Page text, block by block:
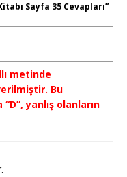
Sayfa 35 Cevapları”
metinde
Bu
yanlış olanların